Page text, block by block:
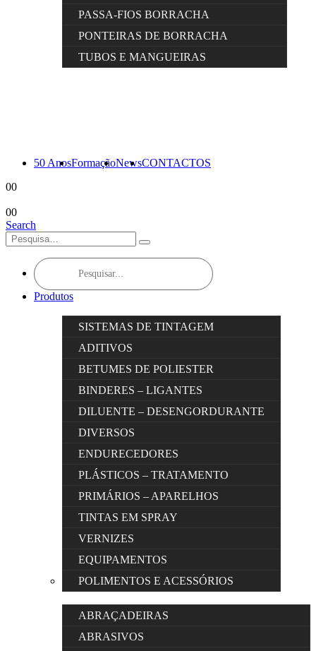
PASSA-FIOS BORRACHA
PONTEIRAS DE BORRACHA
TUBOS E MANGUEIRAS
50 AnosFormaçãoNewsCONTACTOS
00
00
Search
Products
search
Produtos
SISTEMAS DE TINTAGEM
ADITIVOS
BETUMES DE POLIESTER
BINDERES – LIGANTES
DILUENTE – DESENGORDURANTE
DIVERSOS
ENDURECEDORES
PLÁSTICOS – TRATAMENTO
PRIMÁRIOS – APARELHOS
TINTAS EM SPRAY
VERNIZES
EQUIPAMENTOS
POLIMENTOS E ACESSÓRIOS
ABRAÇADEIRAS
ABRASIVOS